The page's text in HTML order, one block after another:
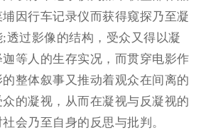
因行车记录仪而获得窥探乃至凝
透过影像的结构，受众又得以凝
等人的生存实况，而贯穿电影作
整体叙事又推动着观众在间离的
的凝视，从而在凝视与反凝视的
会乃至自身的反思与批判。